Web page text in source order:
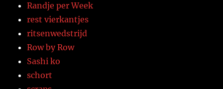
Randje per Week
rest vierkantjes
ritsenwedstrijd
Row by Row
Sashi ko
schort